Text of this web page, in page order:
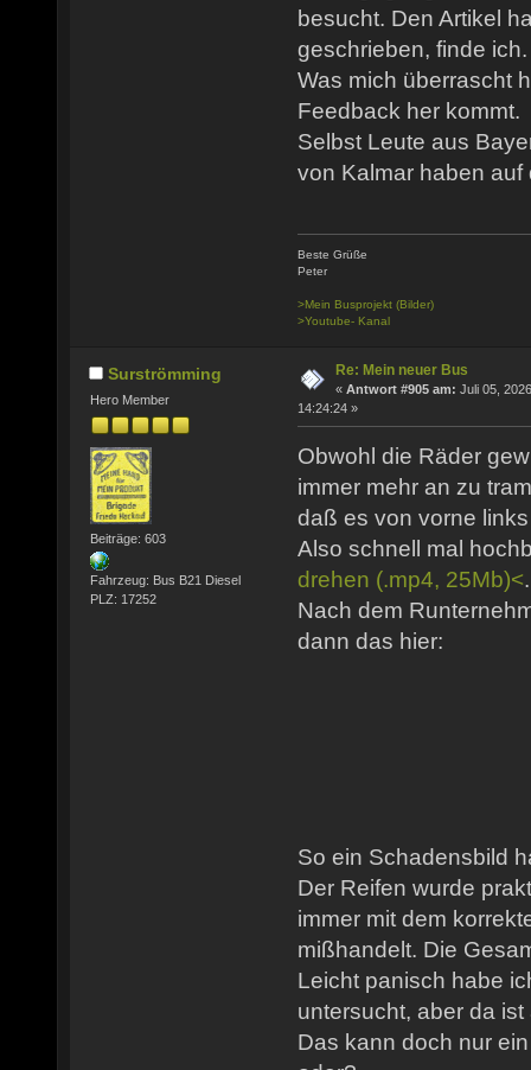
besucht. Den Artikel
geschrieben, finde ich.
Was mich überrascht
Feedback her kommt.
Selbst Leute aus
von Kalmar haben
Beste Grüße
Peter
>Mein Busprojekt (Bilder)
>Youtube- Kanal
Surströmming
Hero Member
Beiträge: 603
Fahrzeug: Bus B21 Diesel
PLZ: 17252
Re: Mein neuer Bus
« Antwort #905 am: Juli 05,
14:24:24 »
Obwohl die Räder
immer mehr an zu
daß es von vorne
Also schnell mal
drehen (.mp4, 25Mb)<
Nach dem
dann das hier:
So ein Schadensbild
Der Reifen wurde
immer mit dem
mißhandelt. Die
Leicht panisch habe
untersucht, aber da ist
Das kann doch nur